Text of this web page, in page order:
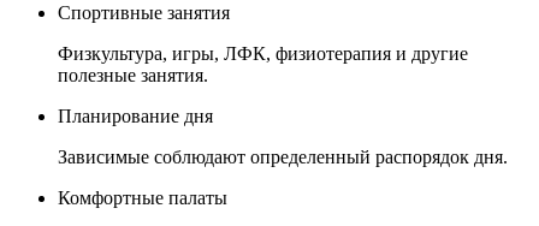
Спортивные занятия
Физкультура, игры, ЛФК, физиотерапия и другие
полезные занятия.
Планирование дня
Зависимые соблюдают определенный распорядок дня.
Комфортные палаты